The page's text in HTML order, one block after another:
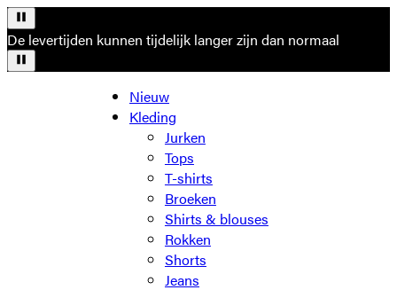
De levertijden kunnen tijdelijk langer zijn dan normaal
Nieuw
Kleding
Jurken
Tops
T-shirts
Broeken
Shirts & blouses
Rokken
Shorts
Jeans